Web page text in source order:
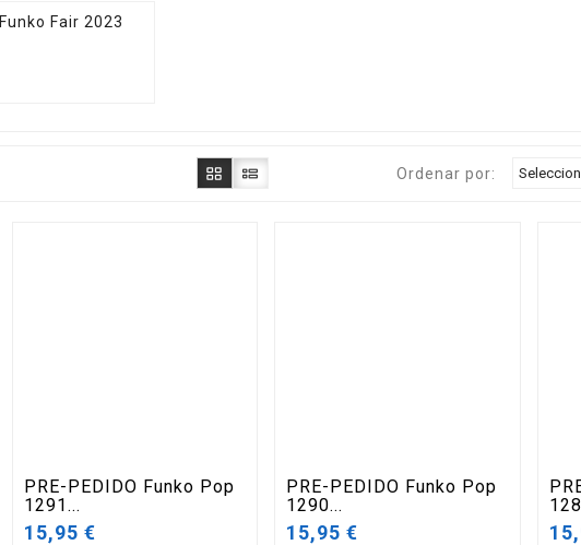
Funko Fair 2023
Ordenar por:
PRE-PEDIDO Funko Pop
1291...
15,95 €
PRE-PEDIDO Funko Pop
1290...
15,95 €